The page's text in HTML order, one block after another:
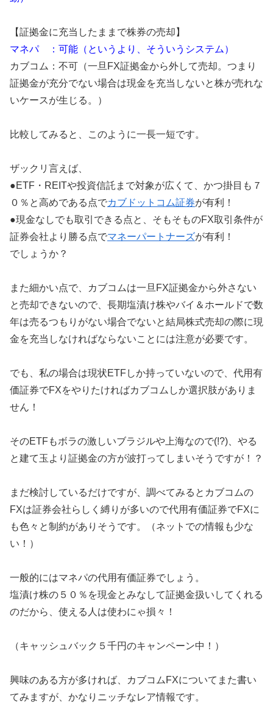
【証拠金に充当したままで株券の売却】
マネパ ：可能（というより、そういうシステム）
カブコム：不可（一旦FX証拠金から外して売却。つまり
証拠金が充分でない場合は現金を充当しないと株が売れな
いケースが生じる。）
比較してみると、このように一長一短です。
ザックリ言えば、
●ETF・REITや投資信託まで対象が広くて、かつ掛目も７
０％と高めである点でカブドットコム証券が有利！
●現金なしでも取引できる点と、そもそものFX取引条件が
証券会社より勝る点でマネーパートナーズが有利！
でしょうか？
また細かい点で、カブコムは一旦FX証拠金から外さない
と売却できないので、長期塩漬け株やバイ＆ホールドで数
年は売るつもりがない場合でないと結局株式売却の際に現
金を充当しなければならないことには注意が必要です。
でも、私の場合は現状ETFしか持っていないので、代用有
価証券でFXをやりたければカブコムしか選択肢がありま
せん！
そのETFもボラの激しいブラジルや上海なので(!?)、やる
と建て玉より証拠金の方が波打ってしまいそうですが！？
まだ検討しているだけですが、調べてみるとカブコムの
FXは証券会社らしく縛りが多いので代用有価証券でFXに
も色々と制約がありそうです。（ネットでの情報も少な
い！）
一般的にはマネパの代用有価証券でしょう。
塩漬け株の５０％を現金とみなして証拠金扱いしてくれる
のだから、使える人は使わにゃ損々！
（キャッシュバック５千円のキャンペーン中！）
興味のある方が多ければ、カブコムFXについてまた書い
てみますが、かなりニッチなレア情報です。